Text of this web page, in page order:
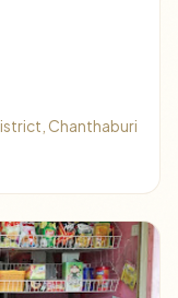
Chanthaburi